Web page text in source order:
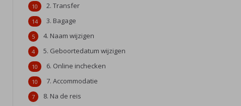
2. Transfer
10
3. Bagage
14
4. Naam wijzigen
5
5. Geboortedatum wijzigen
4
6. Online inchecken
10
7. Accommodatie
10
8. Na de reis
7